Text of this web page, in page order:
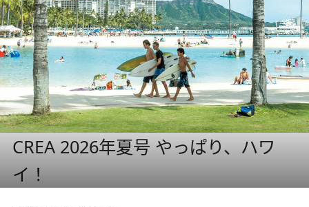
CREA 2026年夏号 やっぱり、ハワ
イ！